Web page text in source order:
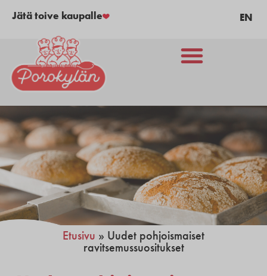
Jätä toive kaupalle EN
Etusivu » Uudet pohjoismaiset
ravitsemussuositukset